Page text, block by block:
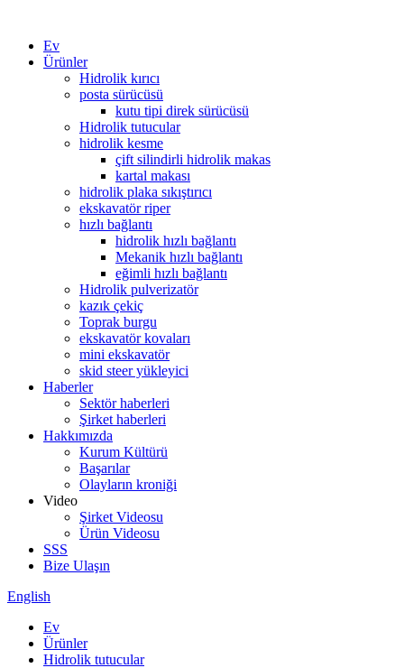
Ev
Ürünler
Hidrolik kırıcı
posta sürücüsü
kutu tipi direk sürücüsü
Hidrolik tutucular
hidrolik kesme
çift ​​silindirli hidrolik makas
kartal makası
hidrolik plaka sıkıştırıcı
ekskavatör riper
hızlı bağlantı
hidrolik hızlı bağlantı
Mekanik hızlı bağlantı
eğimli hızlı bağlantı
Hidrolik pulverizatör
kazık çekiç
Toprak burgu
ekskavatör kovaları
mini ekskavatör
skid steer yükleyici
Haberler
Sektör haberleri
Şirket haberleri
Hakkımızda
Kurum Kültürü
Başarılar
Olayların kroniği
Video
Şirket Videosu
Ürün Videosu
SSS
Bize Ulaşın
English
Ev
Ürünler
Hidrolik tutucular